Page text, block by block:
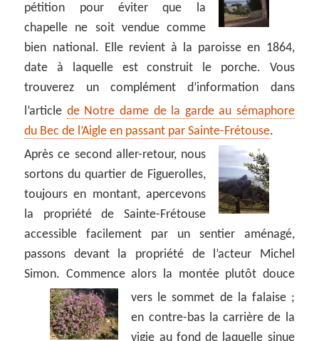
pétition pour éviter que la
chapelle ne soit vendue comme
bien national. Elle revient à la paroisse en 1864,
date à laquelle est construit le porche. Vous
trouverez un complément d’information dans
l’article de Notre dame de la garde au sémaphore
du Bec de l’Aigle en passant par Sainte-Frétouse.
Après ce second aller-retour, nous
sortons du quartier de Figuerolles,
toujours en montant, apercevons
la propriété de Sainte-Frétouse
accessible facilement par un sentier aménagé,
passons devant la propriété de l’acteur Michel
Simon. Commence alors la montée plutôt douce
vers le sommet de la falaise ;
en contre-bas la carrière de la
vigie au fond de laquelle sinue